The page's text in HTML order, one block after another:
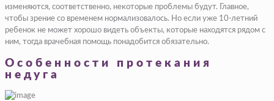
изменяются, соответственно, некоторые проблемы будут. Главное,
чтобы зрение со временем нормализовалось. Но если уже 10-летний
ребенок не может хорошо видеть объекты, которые находятся рядом с
ним, тогда врачебная помощь понадобится обязательно.
Особенности протекания
недуга